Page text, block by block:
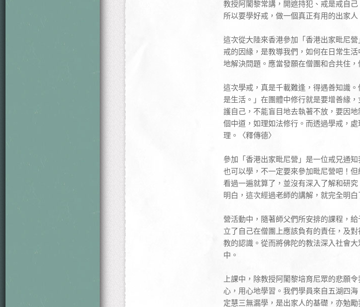
教授阿闍黎常講，開遮持犯、戒是戒自
所以要學好戒，做一個真正有用的出家人
這次從大陸來香港參加「香港出家毗尼
戒的因緣，是教導我們，如何在日常生
地解決問題。應當發願在僧團和合共住
這次學戒，真是千載難逢，得遇善知識
是生活。」在團體中修行就是要增善緣
護自己，不能盲目地去執著不放，要因
個中道，如理如法修行。而透過學戒，
理。〈釋傳德〉
參加「香港出家毗尼營」是一位戒兄通
也可以學，不一定要來參加毗尼營吧！
看過一遍就算了，並沒有深入了解和研
明白，這次經過老師的講解，就完全明
營活動中，隨著師父們所安排的課程，
立了自己在僧團上應該負有的責任，及
教的認識。從而將佛陀的教法深入社會
中。
上課中，除教授阿闍黎培育尼眾的悲願
心，用心地學習。我們學員來自五湖四
定慧三無漏學，是出家人的基礎，亦勉